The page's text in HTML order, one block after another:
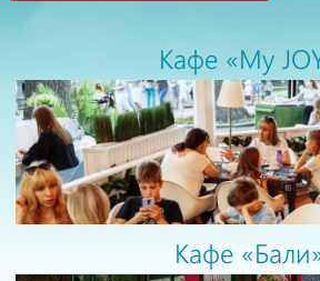
Кафе «My
Кафе